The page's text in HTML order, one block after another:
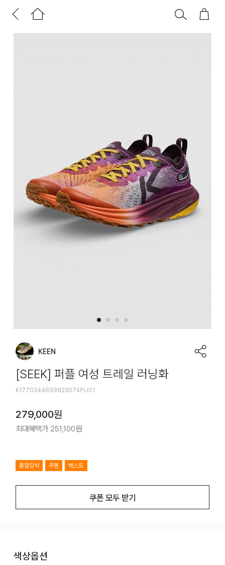
KEEN
[SEEK] 퍼플 여성 트레일 러닝화
K1770344699823074PU01
279,000원
최대혜택가 251,100원
품절임박 쿠폰 베스트
쿠폰 모두 받기
색상옵션